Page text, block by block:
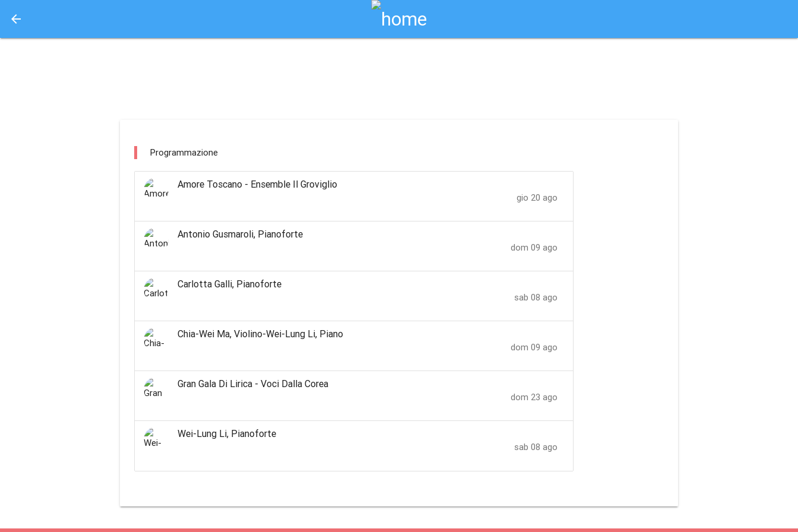
arrow_back
Programmazione
Amore Toscano - Ensemble Il Groviglio
gio 20 ago
Antonio Gusmaroli, Pianoforte
dom 09 ago
Carlotta Galli, Pianoforte
sab 08 ago
Chia-Wei Ma, Violino-Wei-Lung Li, Piano
dom 09 ago
Gran Gala Di Lirica - Voci Dalla Corea
dom 23 ago
Wei-Lung Li, Pianoforte
sab 08 ago